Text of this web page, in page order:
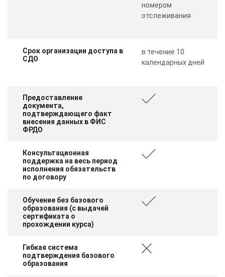
номером
отслеживания
Срок организации доступа в
СДО
в течение 10
календарных дней
Предоставление
документа,
подтверждающего факт
внесения данных в ФИС
ФРДО
Консультационная
поддержка на весь период
исполнения обязательств
по договору
Обучение без базового
образования (с выдачей
сертификата о
прохождении курса)
Гибкая система
подтверждения базового
образования